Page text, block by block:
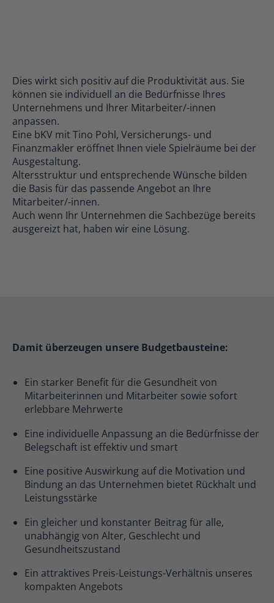
Dies wirkt sich positiv auf die Produktivität aus. Sie
können sie individuell an die Bedürfnisse Ihres
Unternehmens und Ihrer Mitarbeiter/-innen
anpassen.
Eine bKV mit Tino Pohl, Versicherungs- und
Finanzmakler eröffnet Ihnen viele Spielräume bei der
Ausgestaltung.
Altersstruktur und entsprechende Wünsche bilden
die Basis für das passende Angebot an Ihre
Mitarbeiter/-innen.
Auch wenn Ihr Unternehmen die Sachbezüge bereits
ausgereizt hat, haben wir eine Lösung.
Damit überzeugen unsere Budgetbausteine:
Ein starker Benefit für die Gesundheit von
Mitarbeiterinnen und Mitarbeiter sowie sofort
erlebbare Mehrwerte
Eine individuelle Anpassung an die Bedürfnisse der
Belegschaft ist effektiv und smart
Eine positive Auswirkung auf die Motivation und
Bindung an das Unternehmen bietet Rückhalt und
Leistungsstärke
Ein gleicher und konstanter Beitrag für alle,
unabhängig von Alter, Geschlecht und
Gesundheitszustand
Ein attraktives Preis-Leistungs-Verhältnis unseres
kompakten Angebots